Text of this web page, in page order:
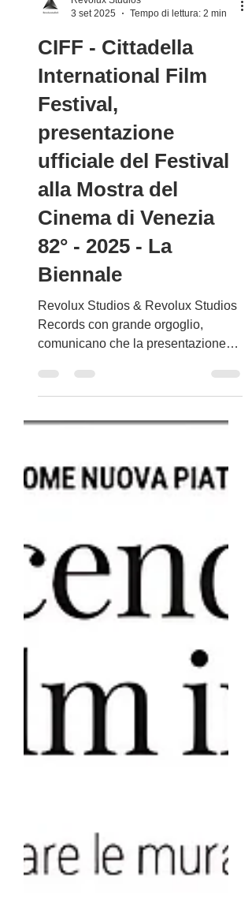
3 set 2025
Tempo di lettura: 2 min
CIFF - Cittadella
International Film
Festival,
presentazione
ufficiale del Festival
alla Mostra del
Cinema di Venezia
82° - 2025 - La
Biennale
Revolux Studios & Revolux Studios
comunicano che la presentazione
ufficiale del CIFF – Cittadella...